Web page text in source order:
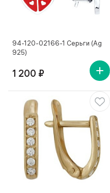
94-120-02166-1 Серьги (Ag
925)
1 200 ₽